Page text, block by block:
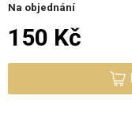
Na objednání
150 Kč